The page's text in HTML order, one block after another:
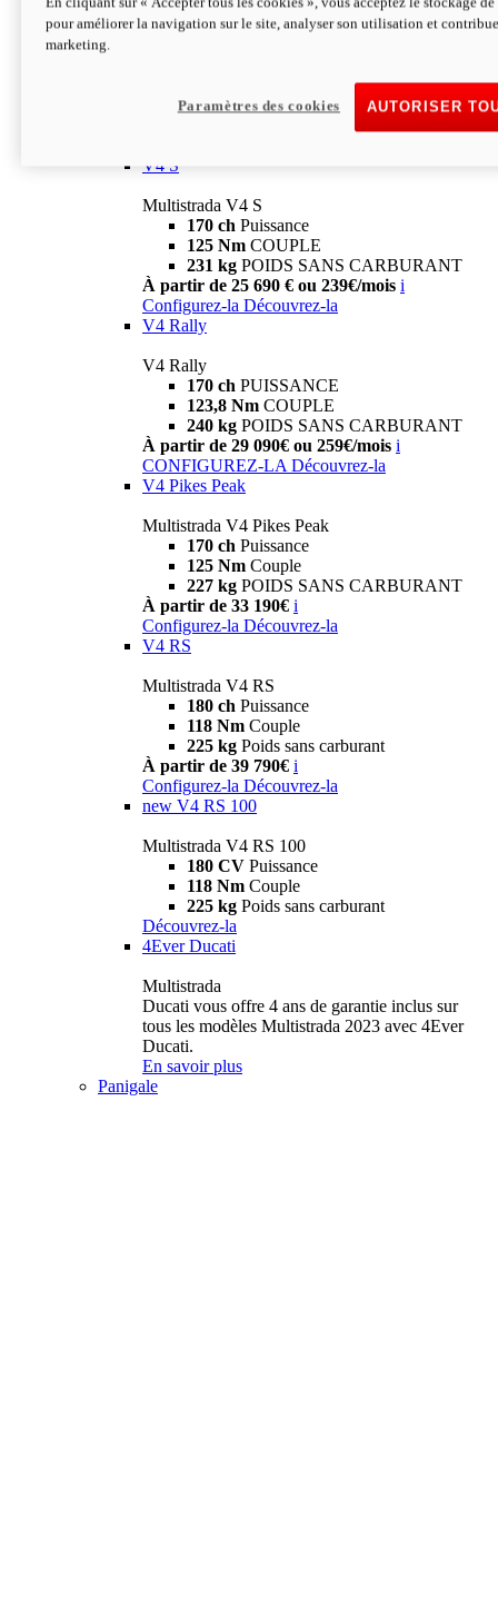
V4
229 KgPOIDS SANS CARBURANT
V4 S
Multistrada V4 S
170 ch Puissance
125 Nm COUPLE
231 kg POIDS SANS CARBURANT
À partir de 25 690 € ou 239€/mois i
Configurez-la Découvrez-la
V4 Rally
V4 Rally
170 ch PUISSANCE
123,8 Nm COUPLE
240 kg POIDS SANS CARBURANT
À partir de 29 090€ ou 259€/mois i
CONFIGUREZ-LA Découvrez-la
V4 Pikes Peak
Multistrada V4 Pikes Peak
170 ch Puissance
125 Nm Couple
227 kg POIDS SANS CARBURANT
À partir de 33 190€ i
Configurez-la Découvrez-la
V4 RS
Multistrada V4 RS
180 ch Puissance
118 Nm Couple
225 kg Poids sans carburant
À partir de 39 790€ i
Configurez-la Découvrez-la
new V4 RS 100
Multistrada V4 RS 100
180 CV Puissance
118 Nm Couple
225 kg Poids sans carburant
Découvrez-la
4Ever Ducati
Multistrada
Ducati vous offre 4 ans de garantie inclus sur
tous les modèles Multistrada 2023 avec 4Ever
Ducati.
En savoir plus
Panigale
pour améliorer la navigation sur le site, analyser son utilisation et
marketing.
AUTORISER
Paramètres des cookies